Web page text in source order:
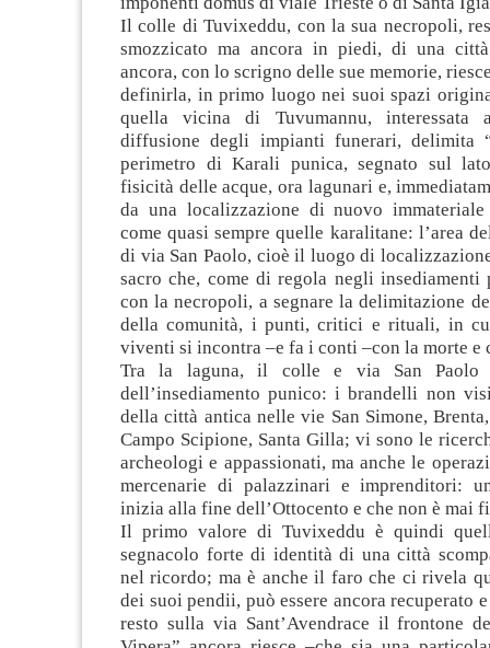
Il colle di Tuvixeddu, con la sua necropoli,
smozzicato ma ancora in piedi, di una
ancora, con lo scrigno delle sue memorie,
definirla, in primo luogo nei suoi spazi
quella vicina di Tuvumannu, interessata
diffusione degli impianti funerari, delimita
perimetro di Karali punica, segnato sul
fisicità delle acque, ora lagunari e,
da una localizzazione di nuovo immateriale
come quasi sempre quelle karalitane: l’area
di via San Paolo, cioè il luogo di
sacro che, come di regola negli
con la necropoli, a segnare la delimitazione
della comunità, i punti, critici e rituali, in
viventi si incontra –e fa i conti –con la morte e
Tra la laguna, il colle e via San
dell’insediamento punico: i brandelli non
della città antica nelle vie San Simone,
Campo Scipione, Santa Gilla; vi sono le
archeologi e appassionati, ma anche le
mercenarie di palazzinari e imprenditori:
inizia alla fine dell’Ottocento e che non è mai
Il primo valore di Tuvixeddu è quindi
segnacolo forte di identità di una città
nel ricordo; ma è anche il faro che ci rivela
dei suoi pendii, può essere ancora recuperato
resto sulla via Sant’Avendrace il frontone